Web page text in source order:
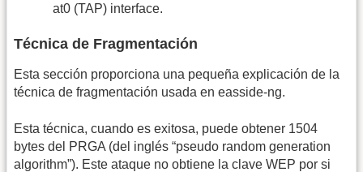
at0 (TAP) interface.
Técnica de Fragmentación
Esta sección proporciona una pequeña explicación de la
técnica de fragmentación usada en easside-ng.
Esta técnica, cuando es exitosa, puede obtener 1504
bytes del PRGA (del inglés “pseudo random generation
algorithm”). Este ataque no obtiene la clave WEP por si